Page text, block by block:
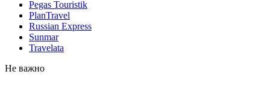
Pegas Touristik
PlanTravel
Russian Express
Sunmar
Travelata
Не важно